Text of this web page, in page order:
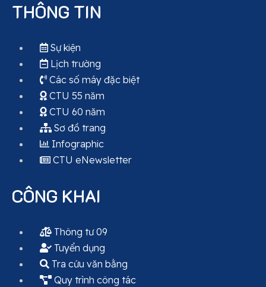
THÔNG TIN
Sự kiện
Lịch trường
Các số máy đặc biệt
CTU 55 năm
CTU 60 năm
Sơ đồ trang
Infographic
CTU eNewsletter
CÔNG KHAI
Thông tư 09
Tuyển dụng
Tra cứu văn bằng
Quy trình công tác